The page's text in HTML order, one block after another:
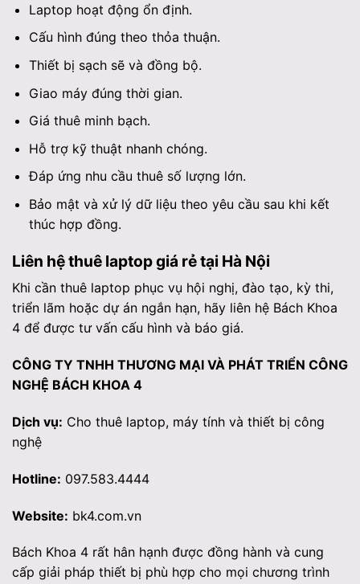
Laptop hoạt động ổn định.
Cấu hình đúng theo thỏa thuận.
Thiết bị sạch sẽ và đồng bộ.
Giao máy đúng thời gian.
Giá thuê minh bạch.
Hỗ trợ kỹ thuật nhanh chóng.
Đáp ứng nhu cầu thuê số lượng lớn.
Bảo mật và xử lý dữ liệu theo yêu cầu sau khi kết
thúc hợp đồng.
Liên hệ thuê laptop giá rẻ tại Hà Nội
Khi cần thuê laptop phục vụ hội nghị, đào tạo, kỳ thi,
triển lãm hoặc dự án ngắn hạn, hãy liên hệ Bách Khoa
4 để được tư vấn cấu hình và báo giá.
CÔNG TY TNHH THƯƠNG MẠI VÀ PHÁT TRIỂN CÔNG
NGHỆ BÁCH KHOA 4
Dịch vụ: Cho thuê laptop, máy tính và thiết bị công
nghệ
Hotline: 097.583.4444
Website: bk4.com.vn
Bách Khoa 4 rất hân hạnh được đồng hành và cung
cấp giải pháp thiết bị phù hợp cho mọi chương trình